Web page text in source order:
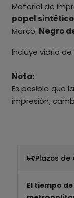
Material de
papel sintético
Marco: Negro
Incluye vidrio
Nota:
Es posible que
impresión,
Plazos de
El tiempo